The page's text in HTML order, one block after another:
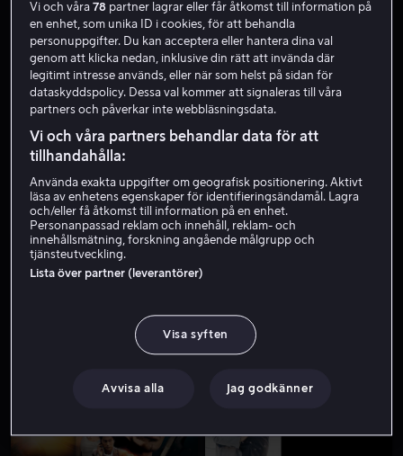
Sarah Shahi
Från 49 kr
Vi och våra78 partner lagrar eller får åtkomst till information på
en enhet, som unika ID i cookies, för att behandla
personuppgifter. Du kan acceptera eller hantera dina val
genom att klicka nedan, inklusive din rätt att invända där
legitimt intresse används, eller när som helst på sidan för
dataskyddspolicy. Dessa val kommer att signaleras till våra
partners och påverkar inte webbläsningsdata.
Vi och våra partners behandlar data för att
tillhandahålla:
Använda exakta uppgifter om geografisk positionering. Aktivt
läsa av enhetens egenskaper för identifieringsändamål. Lagra
och/eller få åtkomst till information på en enhet.
Personanpassad reklam och innehåll, reklam- och
innehållsmätning, forskning angående målgrupp och
tjänsteutveckling.
Lista över partner (leverantörer)
Visa syften
Avvisa alla Jag godkänner